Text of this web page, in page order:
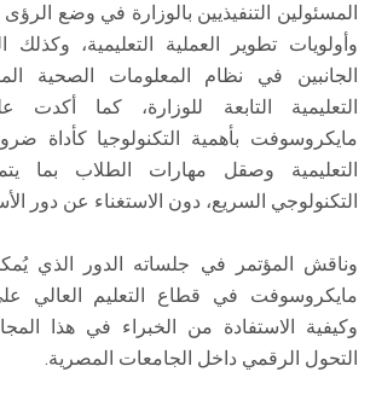
المسئولين التنفيذيين بالوزارة في وضع
وأولويات تطوير العملية التعليمية، وكذلك
الجانبين في نظام المعلومات الصحية
التعليمية التابعة للوزارة، كما
مايكروسوفت بأهمية التكنولوجيا كأداة
التعليمية وصقل مهارات الطلاب بما
التكنولوجي السريع، دون الاستغناء عن دور
وناقش المؤتمر في جلساته الدور الذي
مايكروسوفت في قطاع التعليم العالي
وكيفية الاستفادة من الخبراء في هذا
التحول الرقمي داخل الجامعات المصرية.